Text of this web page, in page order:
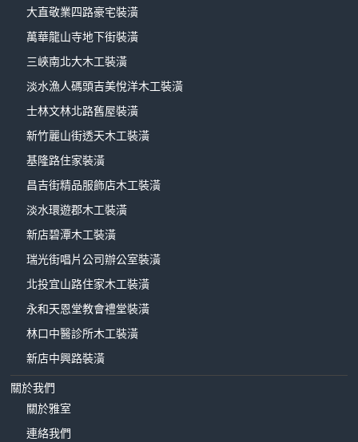
大直敬業四路豪宅裝潢
萬華龍山寺地下街裝潢
三峽南北大木工裝潢
淡水漁人碼頭吉美悅洋木工裝潢
士林文林北路舊屋裝潢
新竹麗山街透天木工裝潢
基隆路住家裝潢
昌吉街精品服飾店木工裝潢
淡水環遊郡木工裝潢
新店碧潭木工裝潢
瑞光街唱片公司辦公室裝潢
北投宜山路住家木工裝潢
永和天恩堂教會禮堂裝潢
林口中醫診所木工裝潢
新店中興路裝潢
關於我們
關於雅室
連絡我們